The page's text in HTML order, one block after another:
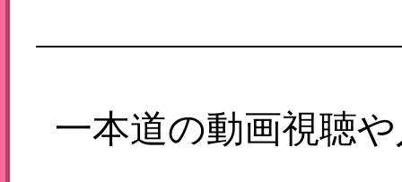
ーボー無法地帯！小
悪…
一本道の動画視聴